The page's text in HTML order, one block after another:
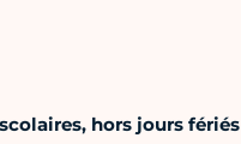
hors jours fériés